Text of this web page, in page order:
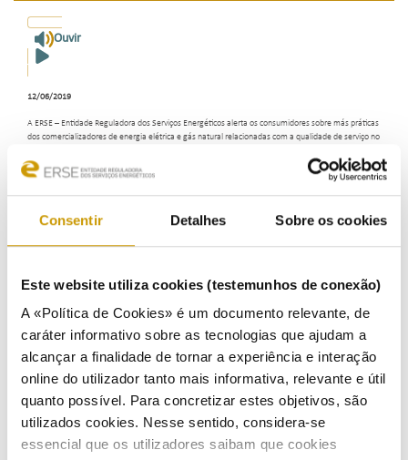
Consentir Detalhes Sobre os cookies
Este website utiliza cookies (testemunhos de conexão)
A «Política de Cookies» é um documento relevante, de
caráter informativo sobre as tecnologias que ajudam a
alcançar a finalidade de tornar a experiência e interação
online do utilizador tanto mais informativa, relevante e útil
quanto possível. Para concretizar estes objetivos, são
utilizados cookies. Nesse sentido, considera-se
essencial que os utilizadores saibam que cookies
COMUNICAÇÃO
Ouvir
12/06/2019
A ERSE – Entidade Reguladora dos Serviços Energéticos alerta os consumidores sobre más práticas
dos comercializadores de energia elétrica e gás natural relacionadas com a qualidade de serviço no
Destinada a informar os consumidores e recomendar a melhor forma de atuarem quando
dúvidas e reclamações, reforçando assim a literacia e os direitos consumidores.
participação esclarecida dos consumidores de eletricidade e gás natural no mercado.
Ouvir